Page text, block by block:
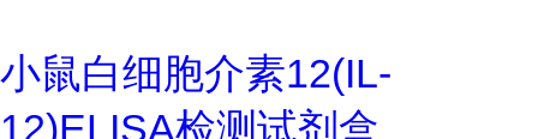
小鼠白细胞介素12(IL-
12)ELISA检测试剂盒